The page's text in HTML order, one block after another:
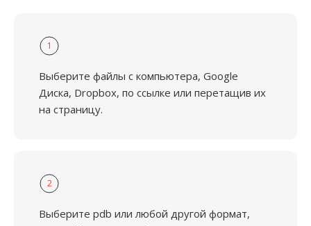
1
Выберите файлы с компьютера, Google
Диска, Dropbox, по ссылке или перетащив их
на страницу.
2
Выберите pdb или любой другой формат,